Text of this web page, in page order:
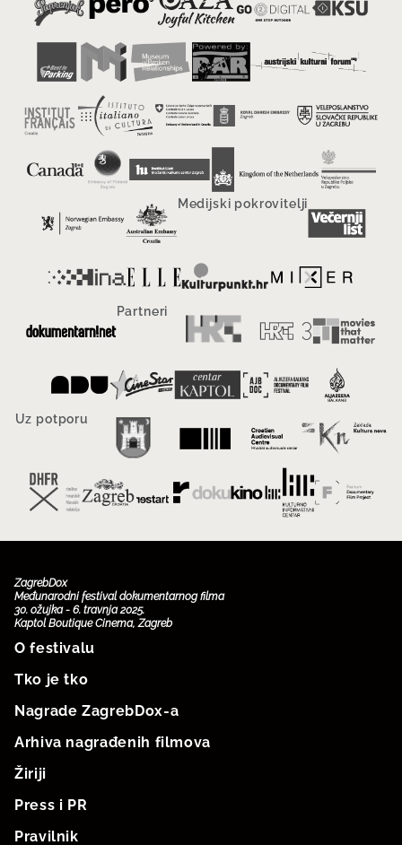
Medijski pokrovitelji
Partneri
Uz potporu
ZagrebDox
Međunarodni festival dokumentarnog filma
30. ožujka - 6. travnja 2025.
Kaptol Boutique Cinema, Zagreb
O festivalu
Tko je tko
Nagrade ZagrebDox-a
Arhiva nagrađenih filmova
Žiriji
Press i PR
Pravilnik